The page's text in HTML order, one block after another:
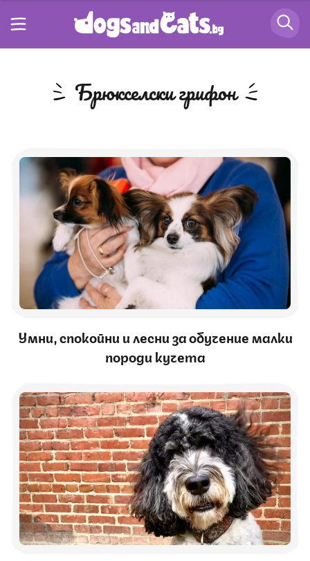
Брюкселски грифон
Умни, спокойни и лесни за обучение малки
породи кучета